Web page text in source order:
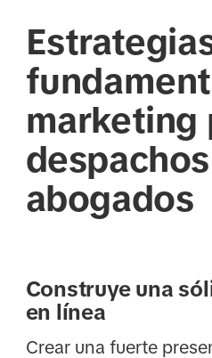
marketing
abogados
Construye una
en línea
Crear una fuerte